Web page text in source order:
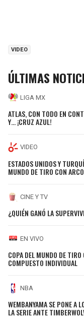
VIDEO
ÚLTIMAS
LIGA MX
ATLAS, CON TODO EN
Y… ¡CRUZ AZUL!
VIDEO
ESTADOS UNIDOS Y
MUNDO DE TIRO CON ARCO
CINE Y TV
¿QUIÉN GANÓ LA
EN VIVO
COPA DEL MUNDO DE
COMPUESTO INDIVIDUAL
NBA
WEMBANYAMA SE PONE A
LA SERIE ANTE